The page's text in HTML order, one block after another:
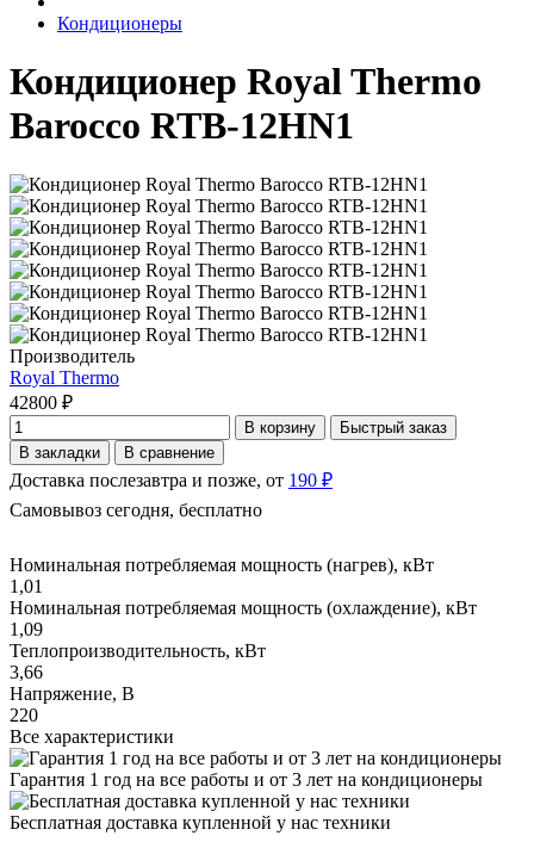
Кондиционеры
Кондиционер Royal Thermo
Barocco RTB-12HN1
Производитель
Royal Thermo
42800 ₽
В корзину
Быстрый заказ
В закладки
В сравнение
Доставка послезавтра и позже, от 190 ₽
Самовывоз сегодня, бесплатно
Номинальная потребляемая мощность (нагрев), кВт
1,01
Номинальная потребляемая мощность (охлаждение), кВт
1,09
Теплопроизводительность, кВт
3,66
Напряжение, В
220
Все характеристики
Гарантия 1 год на все работы и от 3 лет на кондиционеры
Бесплатная доставка купленной у нас техники